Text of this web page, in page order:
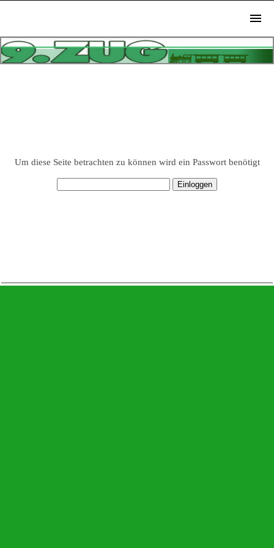
Um diese Seite betrachten zu können wird ein Passwort benötigt